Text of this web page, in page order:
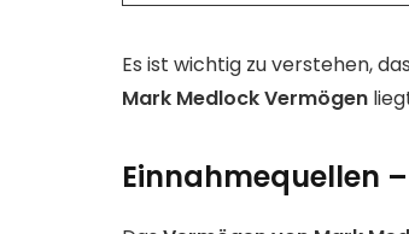
Es ist wichtig zu verstehen,
Mark Medlock Vermögen
Einnahmequellen